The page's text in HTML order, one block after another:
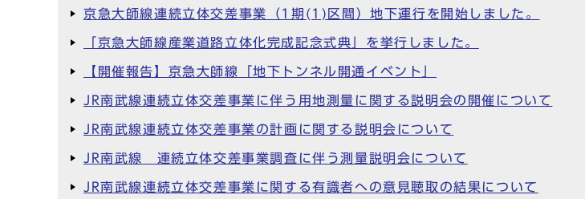
京急大師線連続立体交差事業（1期(1)区間）地下運行を開始しました。
「京急大師線産業道路立体化完成記念式典」を挙行しました。
【開催報告】京急大師線「地下トンネル開通イベント」
JR南武線連続立体交差事業に伴う用地測量に関する説明会の開催について
JR南武線連続立体交差事業の計画に関する説明会について
JR南武線 連続立体交差事業調査に伴う測量説明会について
JR南武線連続立体交差事業に関する有識者への意見聴取の結果について